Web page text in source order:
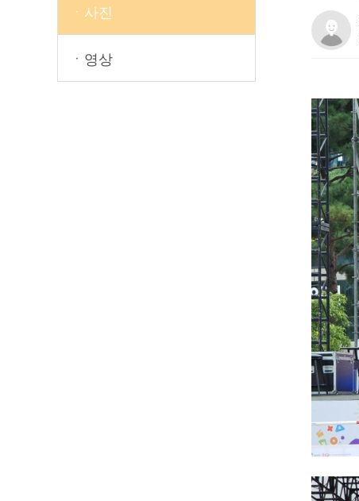
ㆍ사진
ㆍ영상